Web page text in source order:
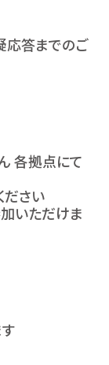
応答までのご
各拠点にて
さい
いただけま